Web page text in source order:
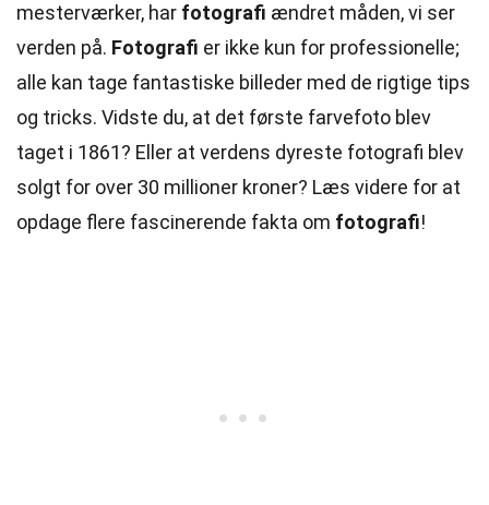
mesterværker, har fotografi ændret måden, vi ser
verden på. Fotografi er ikke kun for professionelle;
alle kan tage fantastiske billeder med de rigtige tips
og tricks. Vidste du, at det første farvefoto blev
taget i 1861? Eller at verdens dyreste fotografi blev
solgt for over 30 millioner kroner? Læs videre for at
opdage flere fascinerende fakta om fotografi!